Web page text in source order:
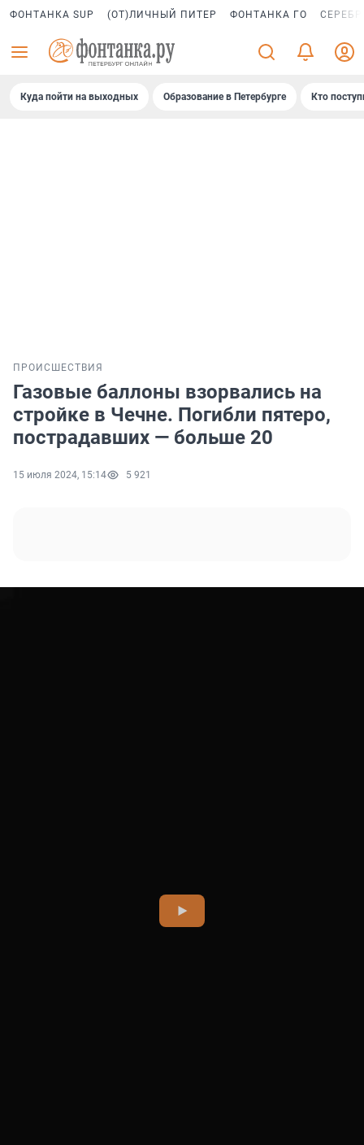
ФОНТАНКА SUP (ОТ)ЛИЧНЫЙ ПИТЕР ФОНТАНКА ГО
Куда пойти на выходных Образование в Петербурге Кто
ПРОИСШЕСТВИЯ
Газовые баллоны взорвались на
стройке в Чечне. Погибли пятеро,
пострадавших — больше 20
15 июля 2024, 15:14 5 921